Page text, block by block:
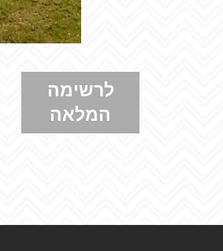
לרשימה
המלאה